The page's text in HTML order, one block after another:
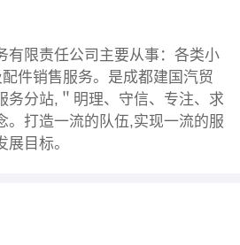
有限责任公司主要从事：各类小
件销售服务。是成都建国汽贸
务分站,＂明理、守信、专注、求
。打造一流的队伍,实现一流的服
目标。